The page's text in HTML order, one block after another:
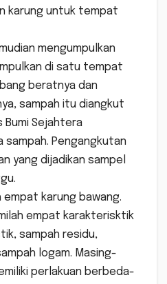
karung untuk tempat
mengumpulkan
di satu tempat
beratnya dan
sampah itu diangkut
Bumi Sejahtera
sampah. Pengangkutan
yang dijadikan sampel
empat karung bawang.
empat karakterisktik
sampah residu,
logam. Masing-
perlakuan berbeda-